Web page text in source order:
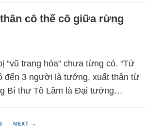
cô thế cô giữa rừng
“vũ trang hóa” chưa từng có. “Tứ
đến 3 người là tướng, xuất thân từ
Bí thư Tô Lâm là Đại tướng…
NEXT →